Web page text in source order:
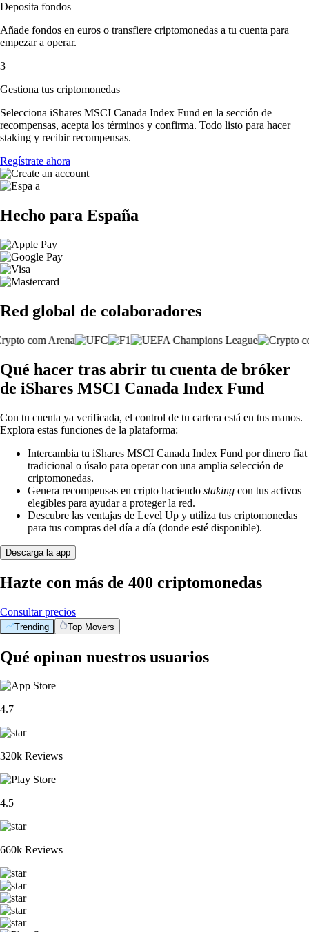
Deposita fondos
Añade fondos en euros o transfiere criptomonedas a tu cuenta para
empezar a operar.
3
Gestiona tus criptomonedas
Selecciona iShares MSCI Canada Index Fund en la sección de
recompensas, acepta los términos y confirma. Todo listo para hacer
staking y recibir recompensas.
Regístrate ahora
Hecho para España
Red global de colaboradores
Qué hacer tras abrir tu cuenta de bróker
de iShares MSCI Canada Index Fund
Con tu cuenta ya verificada, el control de tu cartera está en tus manos.
Explora estas funciones de la plataforma:
Intercambia tu iShares MSCI Canada Index Fund por dinero fiat
tradicional o úsalo para operar con una amplia selección de
criptomonedas.
Genera recompensas en cripto haciendo staking con tus activos
elegibles para ayudar a proteger la red.
Descubre las ventajas de Level Up y utiliza tus criptomonedas
para tus compras del día a día (donde esté disponible).
Descarga la app
Hazte con más de 400 criptomonedas
Consultar precios
Trending Top Movers
Qué opinan nuestros usuarios
4.7
320k Reviews
4.5
660k Reviews